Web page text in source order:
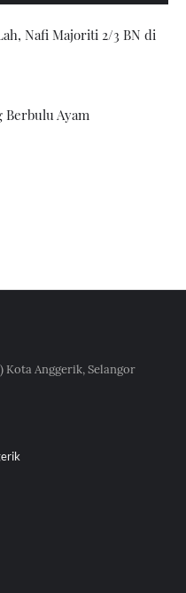
Nafi Majoriti 2/3 BN di
Berbulu Ayam
Kota Anggerik, Selangor